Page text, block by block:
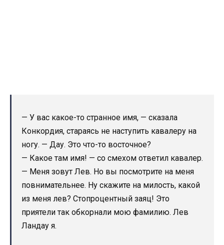
— У вас какое-то странное имя, — сказала
Конкордия, стараясь не наступить кавалеру на
ногу. — Дау. Это что-то восточное?
— Какое там имя! — со смехом ответил кавалер.
— Меня зовут Лев. Но вы посмотрите на меня
повнимательнее. Ну скажите на милость, какой
из меня лев? Стопроцентный заяц! Это
приятели так обкорнали мою фамилию. Лев
Ландау я.